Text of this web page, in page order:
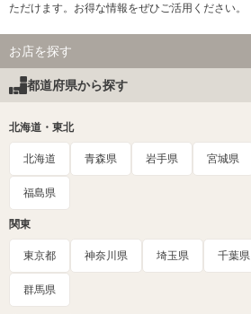
ただけます。お得な情報をぜひご活用ください。
お店を探す
都道府県から探す
北海道・東北
北海道 青森県 岩手県 宮城県
福島県
関東
東京都 神奈川県 埼玉県 千葉県
群馬県